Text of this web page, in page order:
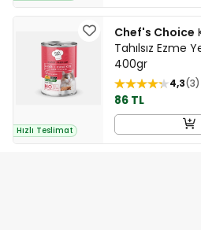
Hızlı Teslimat
Chef's Choice
Tahılsız Ezme
400gr
4,3 3
86 TL